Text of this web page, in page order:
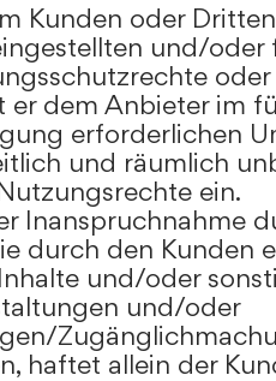
Kunden oder
und/
er dem Anbieter im
erforderlichen
und räumlich
ein.
Inanspruchnahme
durch den Kunden
und/oder
und/oder
haftet allein der